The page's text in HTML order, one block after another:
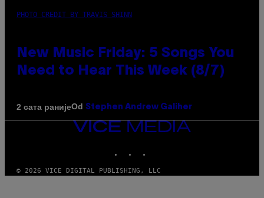
PHOTO CREDIT BY TRAVIS SHINN
New Music Friday: 5 Songs You
Need to Hear This Week (8/7)
2 сата ранијеOd Stephen Andrew Galiher
VICE
© 2026 VICE DIGITAL PUBLISHING, LLC